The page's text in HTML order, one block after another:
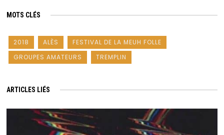
MOTS CLÉS
2018 ALÈS
FESTIVAL DE LA MEUH FOLLE
GROUPES AMATEURS
TREMPLIN
ARTICLES LIÉS